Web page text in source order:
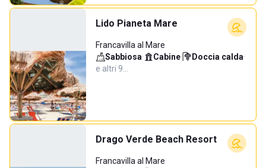
Lido Pianeta Mare
Francavilla al Mare
Sabbiosa· Cabine· Doccia calda·
e altri 9…
Drago Verde Beach Resort
Francavilla al Mare